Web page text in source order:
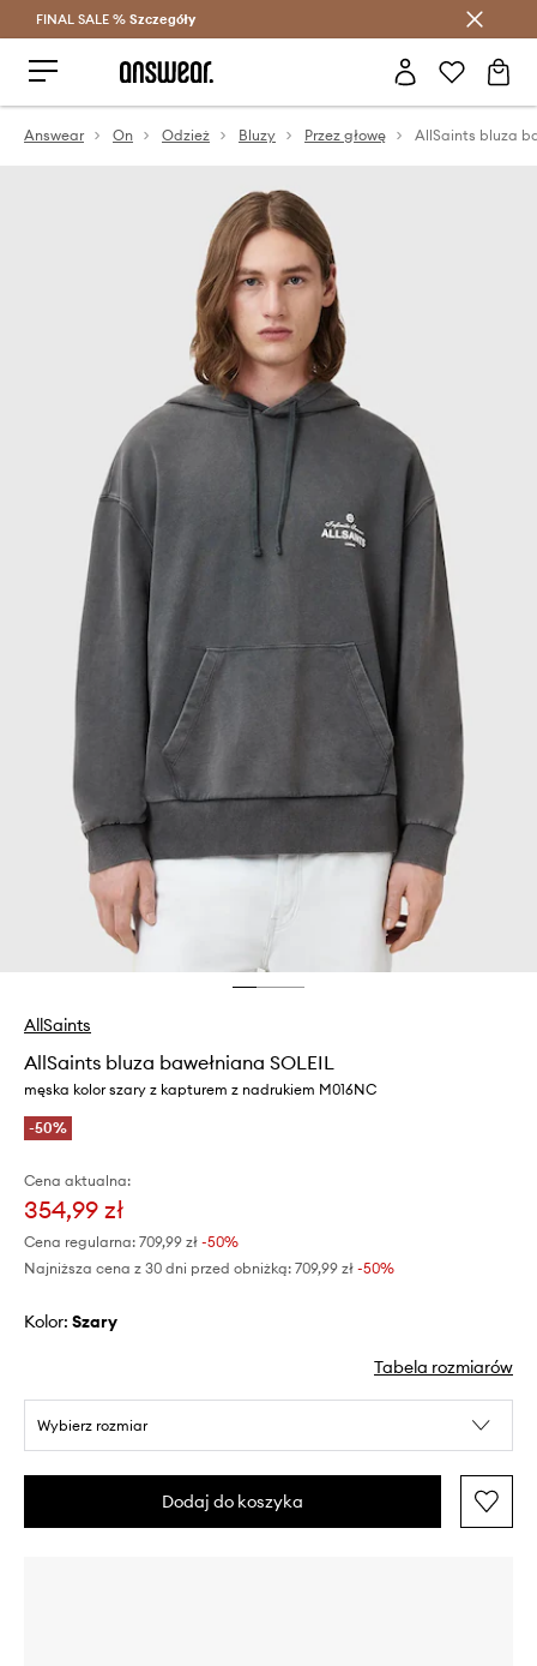
Oszczędzaj z Answear Club >
FINAL SALE % Szczegóły
Answear On Odzież Bluzy Przez głowę
AllSaints
AllSaints bluza bawełniana SOLEIL
męska kolor szary z kapturem z nadrukiem M016NC
-50%
Cena aktualna:
354,99 zł
Cena regularna: 709,99 zł -50%
Najniższa cena z 30 dni przed obniżką: 709,99 zł -50%
Kolor: szary
Tabela rozmiarów
Wybierz rozmiar
Dodaj do koszyka